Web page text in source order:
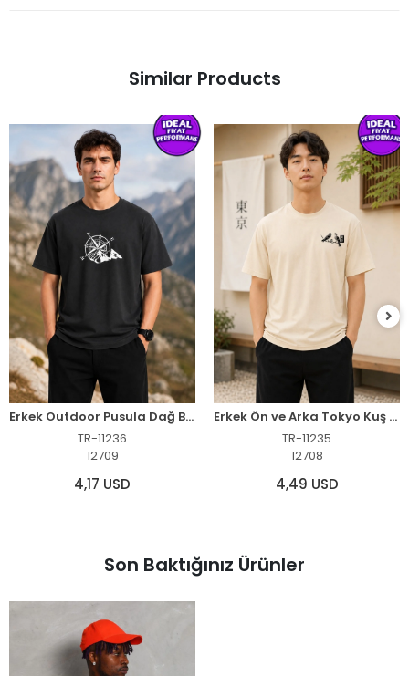
Similar Products
Erkek Outdoor Pusula Dağ Baskılı Kısa Kollu Oversize T-Shirt - Siyah
TR-11236
12709
4,17 USD
Erkek Ön ve Arka Tokyo Kuş Çiçek Baskılı Oversize T-Shirt - Ekru
TR-11235
12708
4,49 USD
Son Baktığınız Ürünler